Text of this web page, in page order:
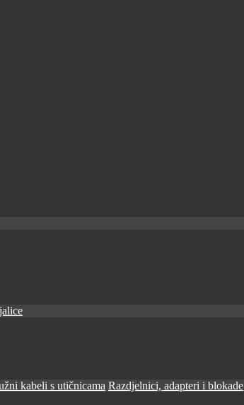
kabeli s utičnicama Razdjelnici, adapteri i blokade